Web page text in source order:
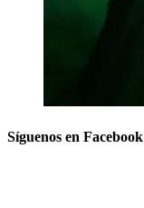
Síguenos en Facebook